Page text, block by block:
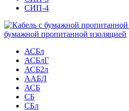
СИП-4
бумажной пропитанной изоляцией
АСБл
АСБлГ
АСБ2л
ААБЛ
АСБ
СБ
СБл